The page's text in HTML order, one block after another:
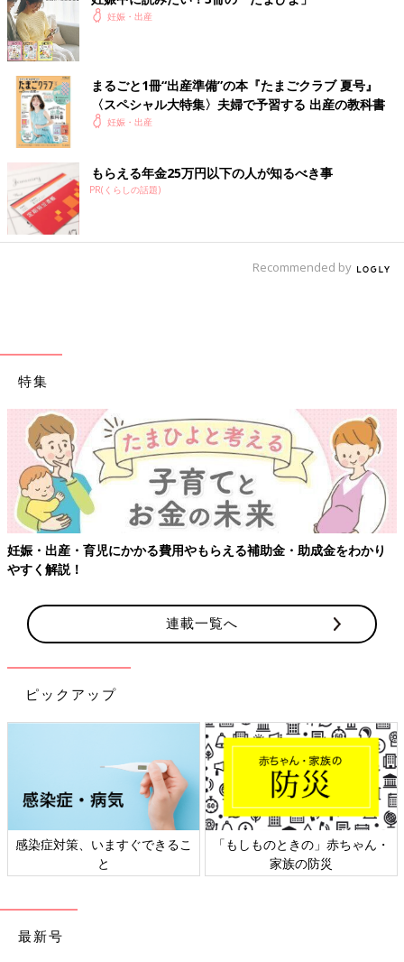
妊娠・出産
まるごと1冊“出産準備”の本『たまごクラブ 夏号』
〈スペシャル大特集〉夫婦で予習する 出産の教科書
妊娠・出産
もらえる年金25万円以下の人が知るべき事
PR(くらしの話題)
Recommended by
特集
かかる費用やもらえる補助金・助成金をわかり 【ワクチン接種
連載一覧へ
ピックアップ
、いますぐできるこ
「もしものときの」赤ちゃん・
日本外来
最新号